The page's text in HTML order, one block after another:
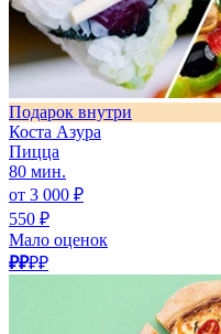
Подарок внутри
Коста Азура
Пицца
80 мин.
от 3 000 ₽
550 ₽
Мало оценок
₽₽₽₽